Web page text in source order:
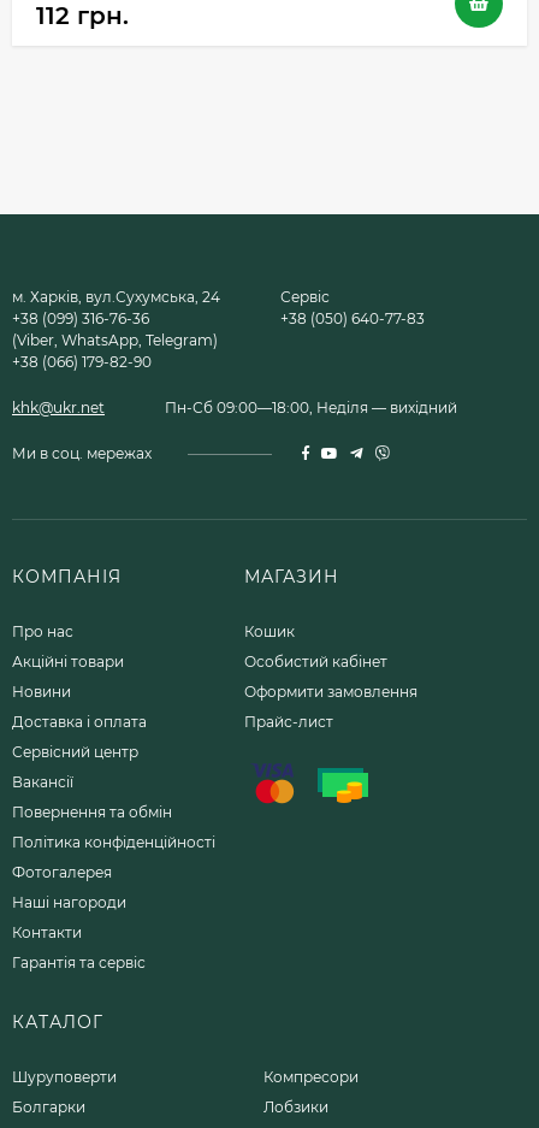
112 грн.
м. Харків, вул.Сухумська, 24
+38 (099) 316-76-36
(Viber, WhatsApp, Telegram)
+38 (066) 179-82-90
Сервіс
+38 (050) 640-77-83
khk@ukr.net Пн-Сб 09:00—18:00, Неділя — вихідний
Ми в соц. мережах
КОМПАНІЯ
Про нас
Акційні товари
Новини
Доставка і оплата
Сервісний центр
Вакансії
Повернення та обмін
Політика конфіденційності
Фотогалерея
Наші нагороди
Контакти
Гарантія та сервіс
МАГАЗИН
Кошик
Особистий кабінет
Оформити замовлення
Прайс-лист
КАТАЛОГ
Шуруповерти
Болгарки
Компресори
Лобзики